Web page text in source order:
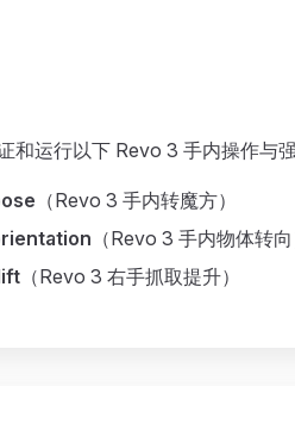
和运行以下 Revo 3 手内操作与
（Revo 3 手内转魔方）
（Revo 3 手内物体转向
（Revo 3 右手抓取提升）